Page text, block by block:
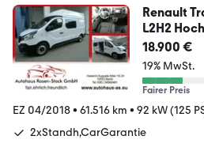
Renault
L2H2
18.900 €
19% MwSt.
Fairer Preis
EZ 04/2018• 61.516 km • 92 kW (125
2xStandh,CarGarantie